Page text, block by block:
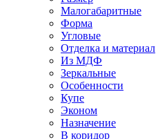
Малогабаритные
Форма
Угловые
Отделка и материал
Из МДФ
Зеркальные
Особенности
Купе
Эконом
Назначение
В коридор